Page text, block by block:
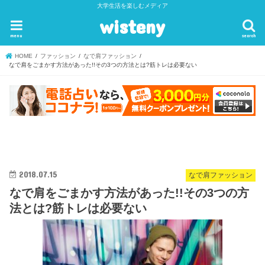
大学生活を楽しむメディア
wisteny search
menu
HOME ファッション
なで肩ファッション
なで肩をごまかす方法があった!!その3つの方法とは?筋トレは必要ない
なで肩ファッション
2018.07.15
なで肩をごまかす方法があった!!その3つの方
法とは?筋トレは必要ない